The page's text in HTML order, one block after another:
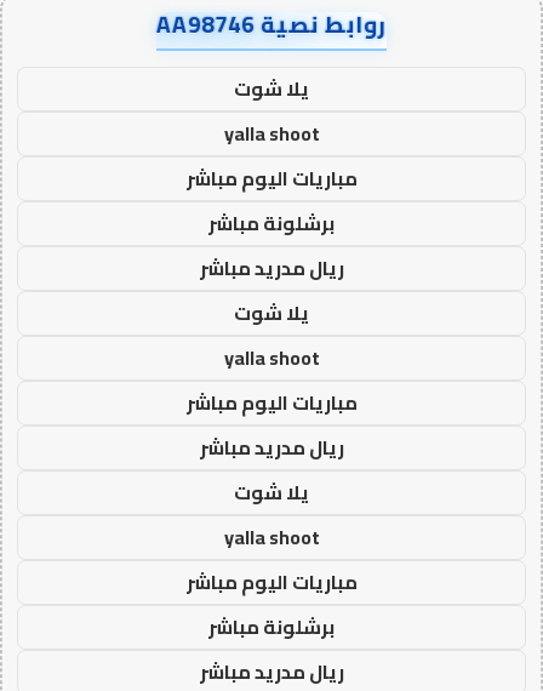
روابط نصية AA98746
يلا شوت
yalla shoot
مباريات اليوم مباشر
برشلونة مباشر
ريال مدريد مباشر
يلا شوت
yalla shoot
مباريات اليوم مباشر
ريال مدريد مباشر
يلا شوت
yalla shoot
مباريات اليوم مباشر
برشلونة مباشر
ريال مدريد مباشر